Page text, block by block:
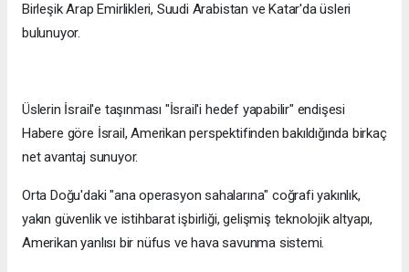
Birleşik Arap Emirlikleri, Suudi Arabistan ve Katar'da üsleri
bulunuyor.
Üslerin İsrail'e taşınması "İsrail'i hedef yapabilir" endişesi
Habere göre İsrail, Amerikan perspektifinden bakıldığında birkaç
net avantaj sunuyor.
Orta Doğu'daki "ana operasyon sahalarına" coğrafi yakınlık,
yakın güvenlik ve istihbarat işbirliği, gelişmiş teknolojik altyapı,
Amerikan yanlısı bir nüfus ve hava savunma sistemi.